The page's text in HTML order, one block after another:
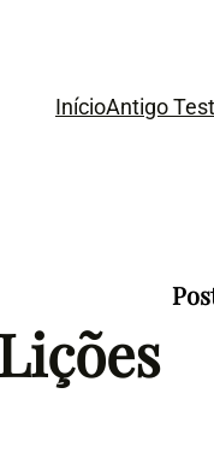
InícioAntigo